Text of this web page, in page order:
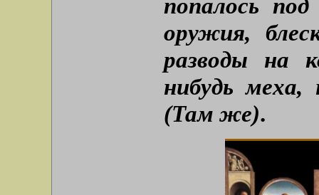
попалось под
оружия,
разводы на
нибудь
(Там же).